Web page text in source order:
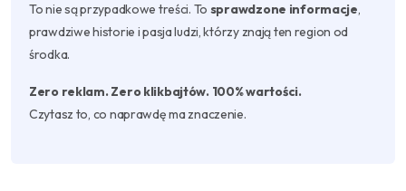
To nie są przypadkowe treści. To sprawdzone informacje,
prawdziwe historie i pasja ludzi, którzy znają ten region od
środka.
Zero reklam. Zero klikbajtów. 100% wartości.
Czytasz to, co naprawdę ma znaczenie.